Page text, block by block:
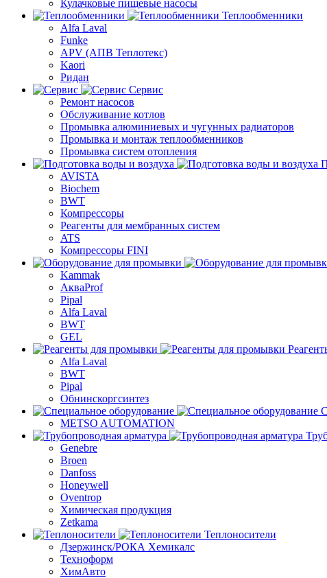
Кулачковые пищевые насосы
Теплообменники
Alfa Laval
Funke
APV (АПВ Теплотекс)
Kaori
Ридан
Сервис
Ремонт насосов
Обслуживание котлов
Промывка алюминиевых и чугунных радиаторов
Промывка и монтаж теплообменников
Промывка систем отопления
AVISTA
Biochem
BWT
Компрессоры
Реагенты для мембранных систем
ATS
Компрессоры FINI
Kammak
АкваProf
Pipal
Alfa Laval
BWT
GEL
Alfa Laval
BWT
Pipal
Обнинскоргсинтез
METSO AUTOMATION
Genebre
Broen
Danfoss
Honeywell
Oventrop
Химическая продукция
Zetkama
Теплоносители
Дзержинск/РОКА Хемикалс
Техноформ
ХимАвто